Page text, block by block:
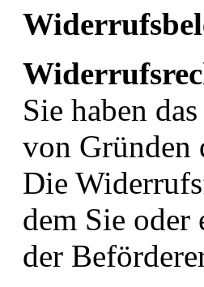
Sie haben
von Gründen
Die
dem Sie
der